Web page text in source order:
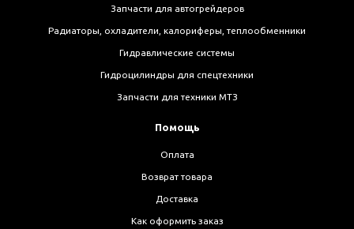
Запчасти для автогрейдеров
Радиаторы, охладители, калориферы, теплообменники
Гидравлические системы
Гидроцилиндры для спецтехники
Запчасти для техники МТЗ
Помощь
Оплата
Возврат товара
Доставка
Как оформить заказ